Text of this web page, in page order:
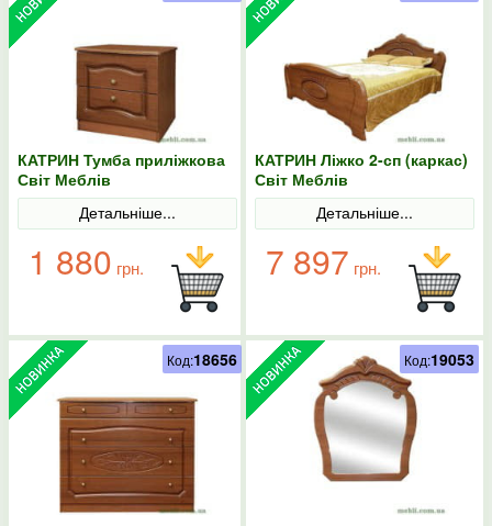
КАТРИН Тумба приліжкова
Світ Меблів
Детальніше...
1 880 грн.
КАТРИН Ліжко 2-сп (каркас)
Світ Меблів
Детальніше...
7 897 грн.
Код:18656 Код:19053